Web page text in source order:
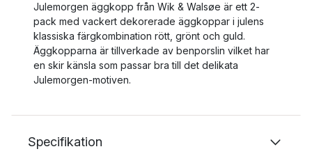
Julemorgen äggkopp från Wik & Walsøe är ett 2-
pack med vackert dekorerade äggkoppar i julens
klassiska färgkombination rött, grönt och guld.
Äggkopparna är tillverkade av benporslin vilket har
en skir känsla som passar bra till det delikata
Julemorgen-motiven.
Specifikation